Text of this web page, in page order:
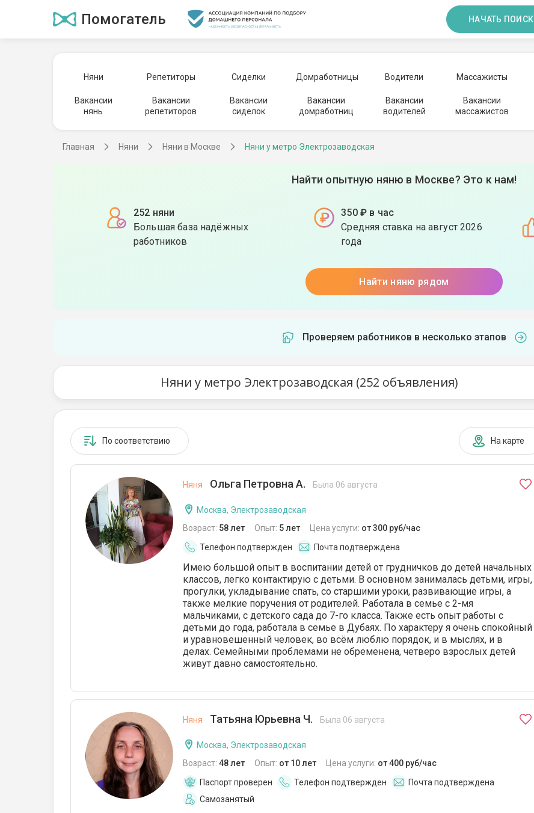
Помогатель НАЧАТЬ ПОИСК
Няни Репетиторы Сиделки Домработницы Водители Массажисты
Вакансии
нянь
Вакансии
репетиторов
Вакансии
сиделок
Вакансии
домработниц
Вакансии
водителей
Вакансии
массажистов
Главная Няни Няни в Москве Няни у метро Электрозаводская
Найти опытную няню в Москве? Это к нам!
252 няни
Большая база надёжных
работников
350 ₽ в час
Средняя ставка на август 2026
года
Найти няню рядом
Проверяем работников в несколько этапов
Няни у метро Электрозаводская (252 объявления)
По соответствию На карте
Няня Ольга Петровна А. Была 06 августа
Москва, Электрозаводская
Возраст: 58 лет Опыт: 5 лет Цена услуги: от 300 руб/час
Телефон подтвержден
Почта подтверждена
Имею большой опыт в воспитании детей от грудничков до детей начальных
классов, легко контактирую с детьми. В основном занималась детьми, игры,
прогулки, укладывание спать, со старшими уроки, развивающие игры, а
также мелкие поручения от родителей. Работала в семье с 2-мя
мальчиками, с детского сада до 7-го класса. Также есть опыт работы с
детьми до года, работала в семье в Дубаях. По характеру я очень спокойный
и уравновешенный человек, во всём люблю порядок, и в мыслях, и в
делах. Семейными проблемами не обременена, четверо взрослых детей
живут давно самостоятельно.
Няня Татьяна Юрьевна Ч. Была 06 августа
Москва, Электрозаводская
Возраст: 48 лет Опыт: от 10 лет Цена услуги: от 400 руб/час
Паспорт проверен
Телефон подтвержден
Почта подтверждена
Самозанятый